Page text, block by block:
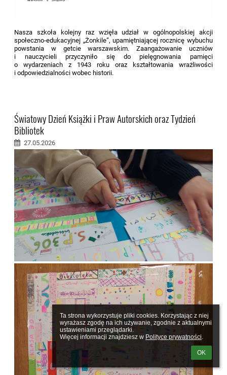
Ta strona wykorzystuje pliki cookies. Korzystając z niej
wyrażasz zgodę na ich używanie, zgodnie z aktualnymi
ustawieniami przeglądarki.
Więcej informacji znajdziesz w Polityce prywatności.
OK
Nasza szkoła kolejny raz wzięła udział w ogólnopolskiej akcji
społeczno‑edukacyjnej „Żonkile”, upamiętniającej rocznicę wybuchu
powstania w getcie warszawskim. Zaangażowanie uczniów
i nauczycieli przyczyniło się do pielęgnowania pamięci
o wydarzeniach z 1943 roku oraz kształtowania wrażliwości
i odpowiedzialności wobec historii.
Światowy Dzień Książki i Praw Autorskich oraz Tydzień
Bibliotek
27.05.2026